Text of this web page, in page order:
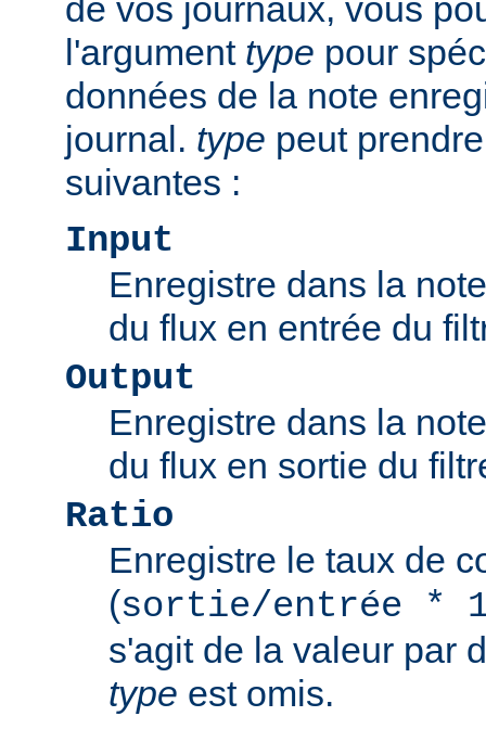
l'argument type pour
données de la note
journal. type peut
suivantes :
Input
Enregistre dans la
du flux en entrée du
Output
Enregistre dans la
du flux en sortie du
Ratio
Enregistre le taux de
(sortie/entrée *
s'agit de la valeur par
type est omis.